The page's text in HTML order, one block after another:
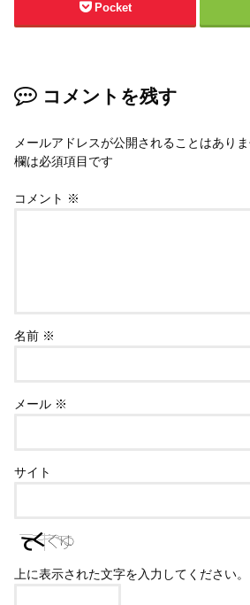
Pocket
コメントを残す
メールアドレスが公開されることはありま
欄は必須項目です
コメント ※
名前 ※
メール ※
サイト
上に表示された文字を入力してください。